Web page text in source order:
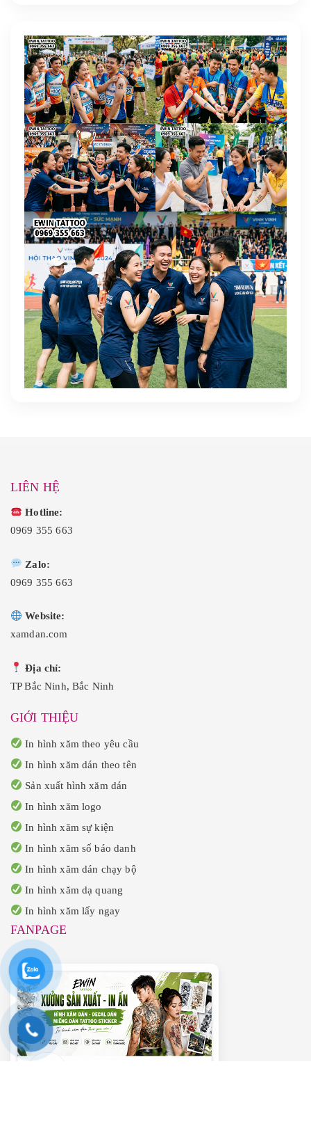
LIÊN HỆ
Hotline:
0969 355 663
Zalo:
0969 355 663
Website:
xamdan.com
Địa chỉ:
TP Bắc Ninh, Bắc Ninh
GIỚI THIỆU
In hình xăm theo yêu cầu
In hình xăm dán theo tên
Sản xuất hình xăm dán
In hình xăm logo
In hình xăm sự kiện
In hình xăm số báo danh
In hình xăm dán chạy bộ
In hình xăm dạ quang
In hình xăm lấy ngay
FANPAGE